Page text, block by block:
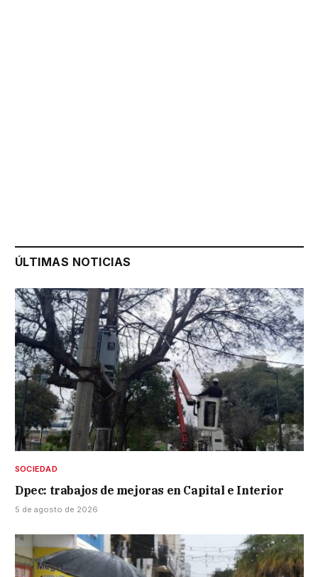
ÚLTIMAS NOTICIAS
SOCIEDAD
Dpec: trabajos de mejoras en Capital e Interior
5 de agosto de 2026